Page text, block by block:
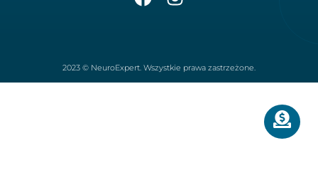
2023 © NeuroExpert. Wszystkie prawa zastrzeżone.